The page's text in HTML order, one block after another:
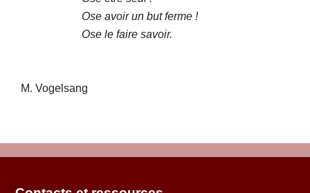
Ose avoir un but ferme !
Ose le faire savoir.
M. Vogelsang